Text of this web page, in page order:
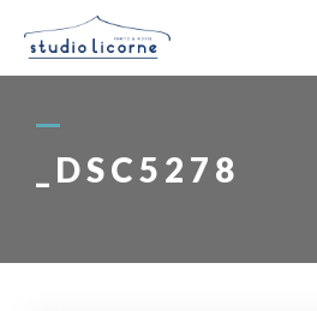
_DSC5278スタジオ検索